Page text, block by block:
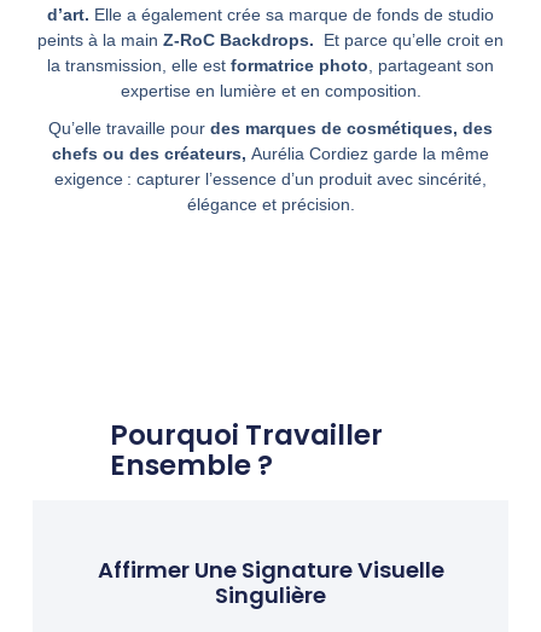
d’art. Elle a également crée sa marque de fonds de studio
peints à la main Z-RoC Backdrops.
Et parce qu’elle croit en
la transmission, elle est formatrice photo , partageant son
expertise en lumière et en composition.
Qu’elle travaille pour des marques de cosmétiques, des
chefs ou des créateurs, Aurélia Cordiez garde la même
exigence : capturer l’essence d’un produit avec sincérité,
élégance et précision.
Affirmer Une Signature Visuelle
Singulière
Pourquoi Travailler
Ensemble ?